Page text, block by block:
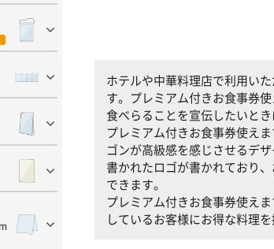
ホテルや中華料理店で利用い
す。プレミアム付きお食事券
食べらることを宣伝したいと
プレミアム付きお食事券使え
ゴンが高級感を感じさせるデ
書かれたロゴが書かれており
できます。
プレミアム付きお食事券使え
しているお客様にお得な料理